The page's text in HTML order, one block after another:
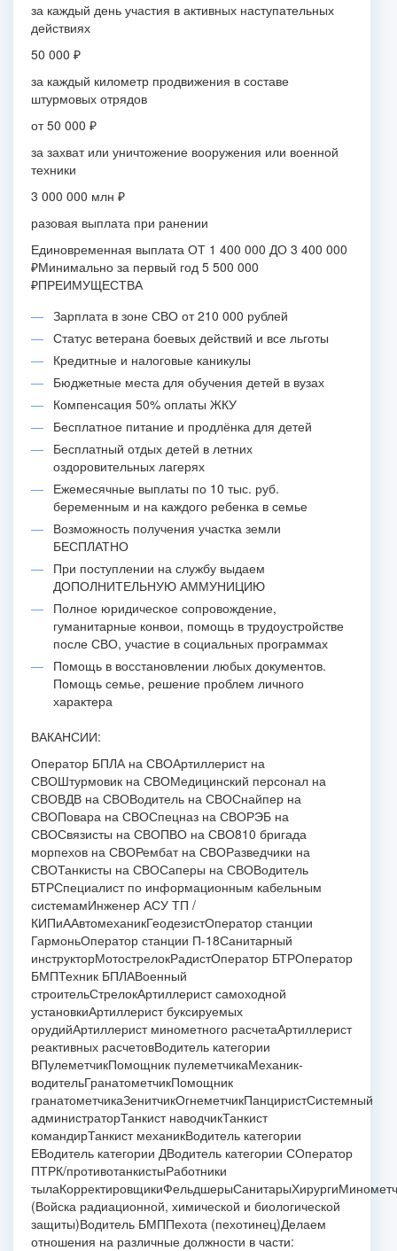
за каждый день участия в активных наступательных
действиях
50 000 ₽
за каждый километр продвижения в составе
штурмовых отрядов
от 50 000 ₽
за захват или уничтожение вооружения или военной
техники
3 000 000 млн ₽
разовая выплата при ранении
Единовременная выплата ОТ 1 400 000 ДО 3 400 000
₽Минимально за первый год 5 500 000
₽ПРЕИМУЩЕСТВА
Зарплата в зоне СВО от 210 000 рублей
Статус ветерана боевых действий и все льготы
Кредитные и налоговые каникулы
Бюджетные места для обучения детей в вузах
Компенсация 50% оплаты ЖКУ
Бесплатное питание и продлёнка для детей
Бесплатный отдых детей в летних
оздоровительных лагерях
Ежемесячные выплаты по 10 тыс. руб.
беременным и на каждого ребенка в семье
Возможность получения участка земли
БЕСПЛАТНО
При поступлении на службу выдаем
ДОПОЛНИТЕЛЬНУЮ АММУНИЦИЮ
Полное юридическое сопровождение,
гуманитарные конвои, помощь в трудоустройстве
после СВО, участие в социальных программах
Помощь в восстановлении любых документов.
Помощь семье, решение проблем личного
характера
ВАКАНСИИ:
Оператор БПЛА на СВОАртиллерист на
СВОШтурмовик на СВОМедицинский персонал на
СВОВДВ на СВОВодитель на СВОСнайпер на
СВОПовара на СВОСпецназ на СВОРЭБ на
СВОСвязисты на СВОПВО на СВО810 бригада
морпехов на СВОРембат на СВОРазведчики на
СВОТанкисты на СВОСаперы на СВОВодитель
БТРСпециалист по информационным кабельным
системамИнженер АСУ ТП /
КИПиААвтомеханикГеодезистОператор станции
ГармоньОператор станции П-18Санитарный
инструкторМотострелокРадистОператор БТРОператор
БМПТехник БПЛАВоенный
строительСтрелокАртиллерист самоходной
установкиАртиллерист буксируемых
орудийАртиллерист минометного расчетаАртиллерист
реактивных расчетовВодитель категории
ВПулеметчикПомощник пулеметчикаМеханик-
водительГранатометчикПомощник
гранатометчикаЗенитчикОгнеметчикПанциристСистемный
администраторТанкист наводчикТанкист
командирТанкист механикВодитель категории
ЕВодитель категории ДВодитель категории СОператор
ПТРК/противотанкистыРаботники
(Войска радиационной, химической и биологической
защиты)Водитель БМППехота (пехотинец)Делаем
отношения на различные должности в части: